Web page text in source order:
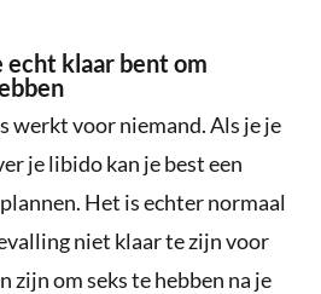
klaar bent om
werkt voor niemand. Als je je
je libido kan je best een
Het is echter normaal
niet klaar te zijn voor
om seks te hebben na je